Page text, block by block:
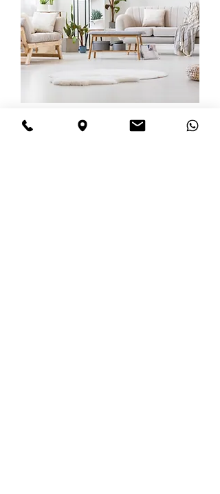
Licencia Turística para Apartamentos